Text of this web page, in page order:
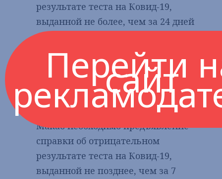
результате теста на Ковид-19,
выданной не более, чем за 24 дней
до въезда, и обязательно
прохожнение 14-дневного
карантина в специально
выделенных местах;
для посещавших Тайвань в за
последние 14 дней до въезда в
Макао необходимо предъявление
справки об отрицательном
результате теста на Ковид-19,
выданной не позднее, чем за 7
Перейти
сайт